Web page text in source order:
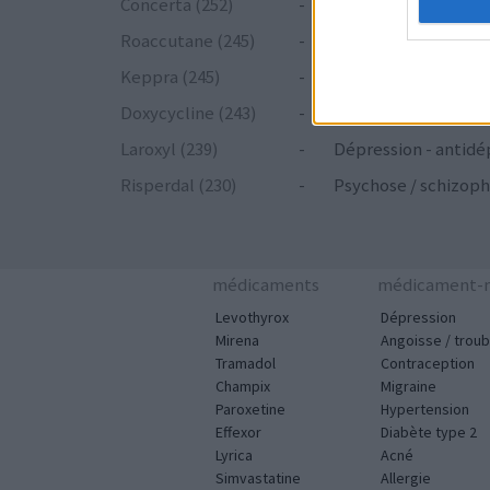
Roaccutane (245)
-
Keppra (245)
-
Doxycycline (243)
-
Laroxyl (239)
-
Dépression -
Risperdal (230)
- Psychose /
médicaments
Levothyrox
Mirena
Tramadol
Champix
Paroxetine
Effexor
Lyrica
Simvastatine
médicament-
Dépression
Angoisse /
Contraception
Migraine
Hypertension
Diabète type 2
Acné
Allergie